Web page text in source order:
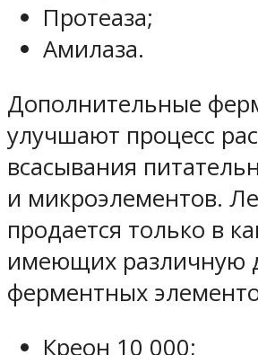
Протеаза;
Амилаза.
Дополнительные
улучшают процесс
всасывания
и микроэлементов.
продается только в
имеющих различную
ферментных
Креон 10 000;